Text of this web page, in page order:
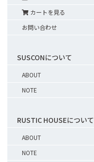
カートを見る
お問い合わせ
SUSCONについて
ABOUT
NOTE
RUSTIC HOUSEについて
ABOUT
NOTE